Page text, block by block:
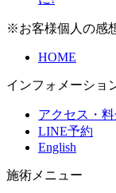
※お客様個人の感
HOME
インフォメーショ
アクセス・
LINE予約
English
施術メニュー